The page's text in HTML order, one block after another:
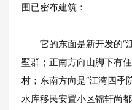
围已密布建筑：
它的东面是新开发的“江
墅群；正南方向山脚下有
村；东南方向是“江湾四季
水库移民安置小区锦轩尚